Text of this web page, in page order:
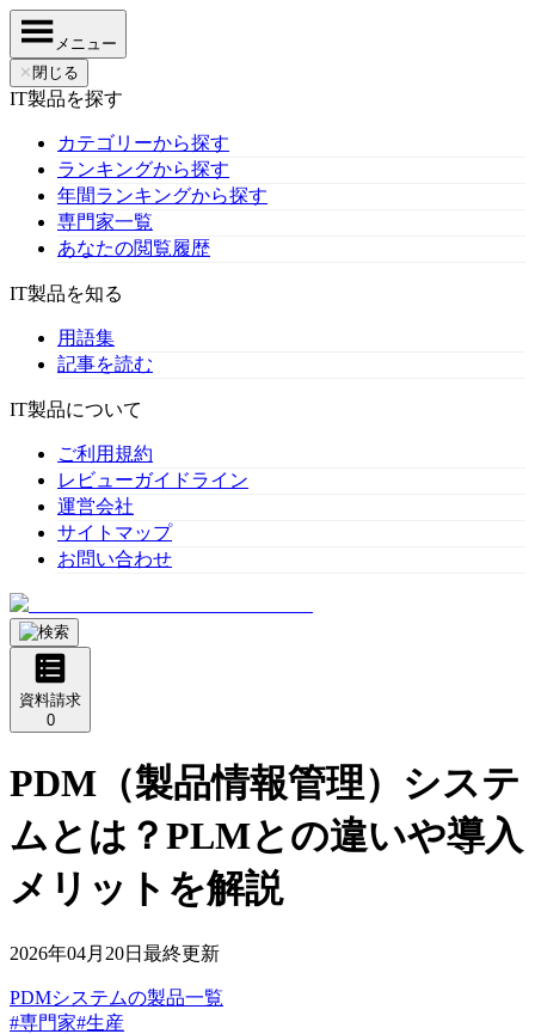
メニュー
✕ 閉じる
IT製品を探す
カテゴリーから探す
ランキングから探す
年間ランキングから探す
専門家一覧
あなたの閲覧履歴
IT製品を知る
用語集
記事を読む
IT製品について
ご利用規約
レビューガイドライン
運営会社
サイトマップ
お問い合わせ
資料請求
0
PDM（製品情報管理）システ
ムとは？PLMとの違いや導入
メリットを解説
2026年04月20日 最終更新
PDMシステムの製品一覧
#専門家#生産